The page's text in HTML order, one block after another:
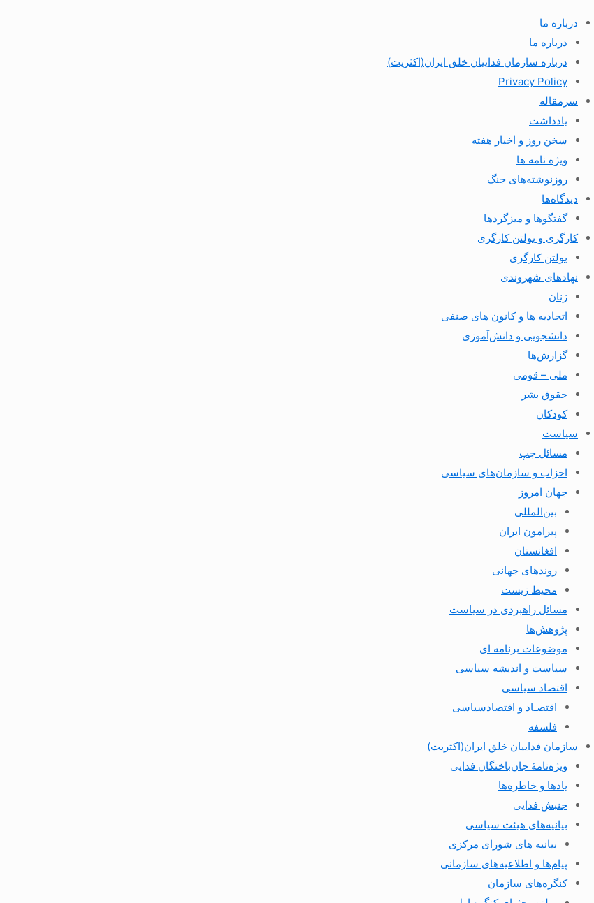
درباره ما
درباره ما
درباره سازمان فداییان خلق ایران(اکثریت)
Privacy Policy
سرمقاله
یادداشت
سخن روز و اخبار هفته
ویژه نامه ها
روزنوشته‌های جنگ
دیدگاه‌ها
گفتگوها و میزگردها
کارگری و بولتن کارگری
بولتن کارگری
نهادهای شهروندی
زنان
اتحادیه ها و کانون های صنفی
دانشجویی و دانش‌آموزی
گزارش‌ها
ملی – قومی
حقوق بشر
کودکان
سیاست
مسائل چپ
احزاب و سازمان‌های سیاسی
جهان امروز
بین‌المللی
پیرامون ایران
افغانستان
روندهای جهانی
محیط زیست
مسائل راهبردی در سیاست
پژوهش‌ها
موضوعات برنامه ای
سیاست و اندیشه سیاسی
اقتصاد سیاسی
اقتصـاد و اقتصاد‌سیاسی
فلسفه
سازمان فداییان خلق ایران(اکثریت)
ویژه‌نامهٔ جان‌باختگان فدایی
یادها و خاطره‌ها
جنبش فدایی
بیانیه‌های هیئت سیاسی
بیانیه های شورای مرکزی
پیام‌ها و اطلاعیه‌های سازمانی
کنگره‌های سازمان